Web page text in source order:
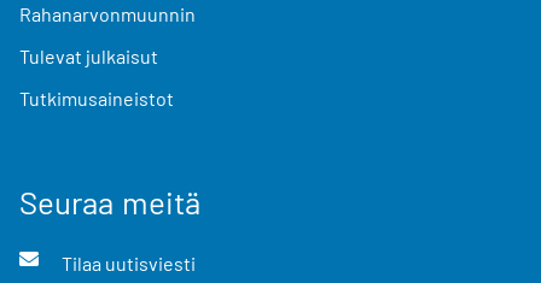
Rahanarvonmuunnin
Tulevat julkaisut
Tutkimusaineistot
Seuraa meitä
Tilaa uutisviesti